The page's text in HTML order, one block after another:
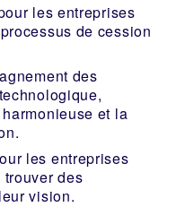
les entreprises
de cession
des
et la
les entreprises
des
vision.